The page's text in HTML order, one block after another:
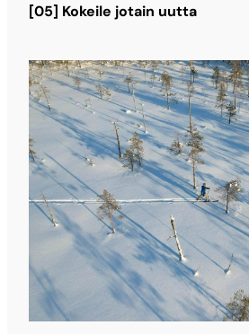
[05] Kokeile jotain uutta